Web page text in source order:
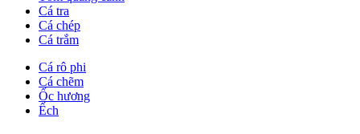
Cá tra
Cá chép
Cá trắm
Cá rô phi
Cá chẽm
Ốc hương
Ếch